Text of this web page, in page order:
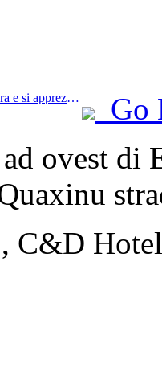
Prev:I fiori sono in piena fioritura e si apprezza la poesia insieme: il Festival della Dea dei Fiori di Ten-Li inizia in grande stile!
Go
ovest di
C&D